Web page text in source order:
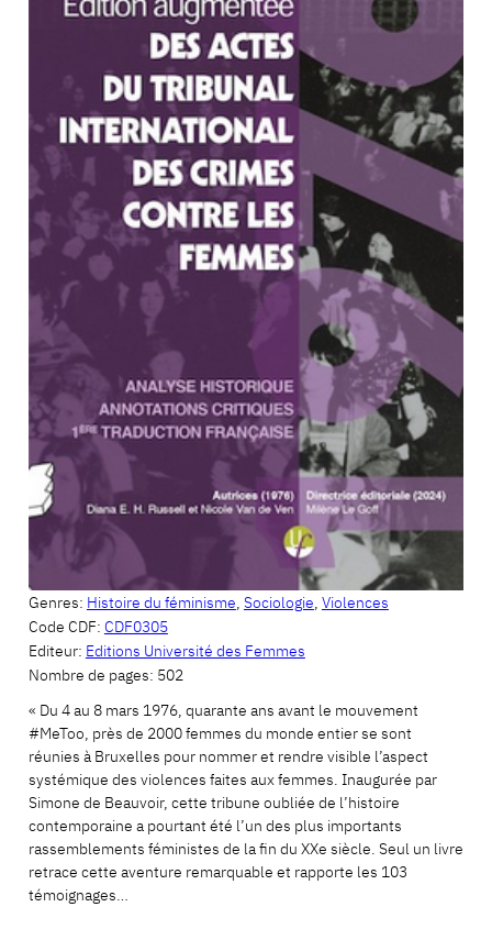
Genres: Histoire du féminisme, Sociologie, Violences
Code CDF: CDF0305
Editeur: Editions Université des Femmes
Nombre de pages: 502
« Du 4 au 8 mars 1976, quarante ans avant le mouvement
#MeToo, près de 2000 femmes du monde entier se sont
réunies à Bruxelles pour nommer et rendre visible l’aspect
systémique des violences faites aux femmes. Inaugurée par
Simone de Beauvoir, cette tribune oubliée de l’histoire
contemporaine a pourtant été l’un des plus importants
rassemblements féministes de la fin du XXe siècle. Seul un livre
retrace cette aventure remarquable et rapporte les 103
témoignages…